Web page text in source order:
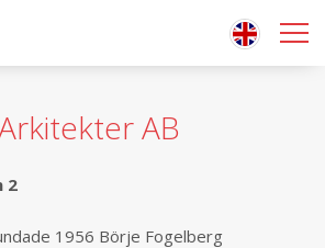
AB
2
1956 Börje Fogelberg